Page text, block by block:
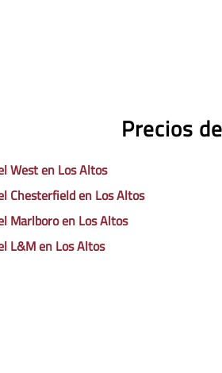
Precios
West en Los Altos
Chesterfield en Los Altos
Marlboro en Los Altos
L&M en Los Altos